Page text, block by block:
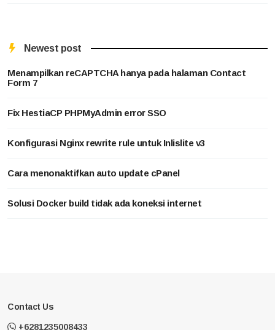
Newest post
Menampilkan reCAPTCHA hanya pada halaman Contact
Form 7
Fix HestiaCP PHPMyAdmin error SSO
Konfigurasi Nginx rewrite rule untuk Inlislite v3
Cara menonaktifkan auto update cPanel
Solusi Docker build tidak ada koneksi internet
Contact Us
+6281235008433